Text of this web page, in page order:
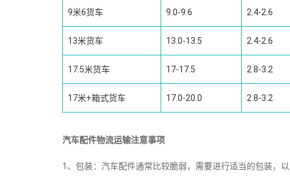
9米6货车 9.0-9.6 2.4-2.6
13米货车 13.0-13.5 2.4-2.6
17.5米货车 17-17.5 2.8-3.2
17米+箱式货车 17.0-20.0 2.8-3.2
汽车配件物流运输注意事项
1、包装：汽车配件通常比较脆弱，需要进行适当的包装，